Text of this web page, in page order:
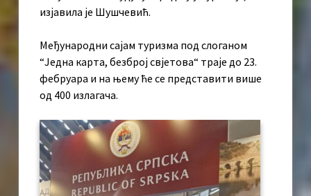
изјавила је Шушчевић.
Међународни сајам туризма под слоганом
“Једна карта, безброј свјетова“ траје до 23.
фебруара и на њему ће се представити више
од 400 излагача.